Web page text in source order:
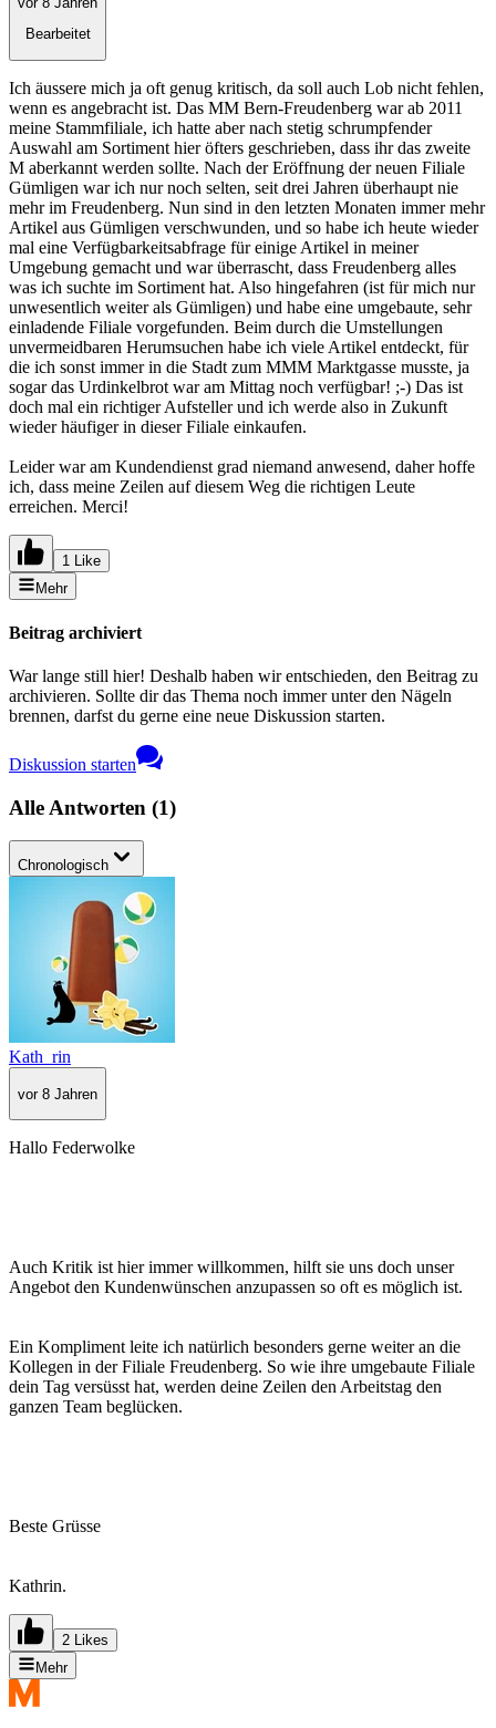
Bearbeitet
Ich äussere mich ja oft genug kritisch, da soll auch Lob nicht fehlen,
wenn es angebracht ist. Das MM Bern-Freudenberg war ab 2011
meine Stammfiliale, ich hatte aber nach stetig schrumpfender
Auswahl am Sortiment hier öfters geschrieben, dass ihr das zweite
M aberkannt werden sollte. Nach der Eröffnung der neuen Filiale
Gümligen war ich nur noch selten, seit drei Jahren überhaupt nie
mehr im Freudenberg. Nun sind in den letzten Monaten immer mehr
Artikel aus Gümligen verschwunden, und so habe ich heute wieder
mal eine Verfügbarkeitsabfrage für einige Artikel in meiner
Umgebung gemacht und war überrascht, dass Freudenberg alles
was ich suchte im Sortiment hat. Also hingefahren (ist für mich nur
unwesentlich weiter als Gümligen) und habe eine umgebaute, sehr
einladende Filiale vorgefunden. Beim durch die Umstellungen
unvermeidbaren Herumsuchen habe ich viele Artikel entdeckt, für
die ich sonst immer in die Stadt zum MMM Marktgasse musste, ja
sogar das Urdinkelbrot war am Mittag noch verfügbar! ;-) Das ist
doch mal ein richtiger Aufsteller und ich werde also in Zukunft
wieder häufiger in dieser Filiale einkaufen.
Leider war am Kundendienst grad niemand anwesend, daher hoffe
ich, dass meine Zeilen auf diesem Weg die richtigen Leute
erreichen. Merci!
1 Like
Mehr
Beitrag archiviert
War lange still hier! Deshalb haben wir entschieden, den Beitrag zu
archivieren. Sollte dir das Thema noch immer unter den Nägeln
brennen, darfst du gerne eine neue Diskussion starten.
Diskussion starten
Alle Antworten (1)
Chronologisch
Kath_rin
vor 8 Jahren
Hallo Federwolke
Auch Kritik ist hier immer willkommen, hilft sie uns doch unser
Angebot den Kundenwünschen anzupassen so oft es möglich ist.
Ein Kompliment leite ich natürlich besonders gerne weiter an die
Kollegen in der Filiale Freudenberg. So wie ihre umgebaute Filiale
dein Tag versüsst hat, werden deine Zeilen den Arbeitstag den
ganzen Team beglücken.
Beste Grüsse
Kathrin.
2 Likes
Mehr